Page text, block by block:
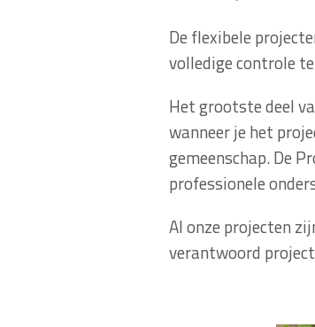
De flexibele
volledige controle
Het grootste deel
wanneer je het
gemeenschap. De
professionele
Al onze projecten
verantwoord